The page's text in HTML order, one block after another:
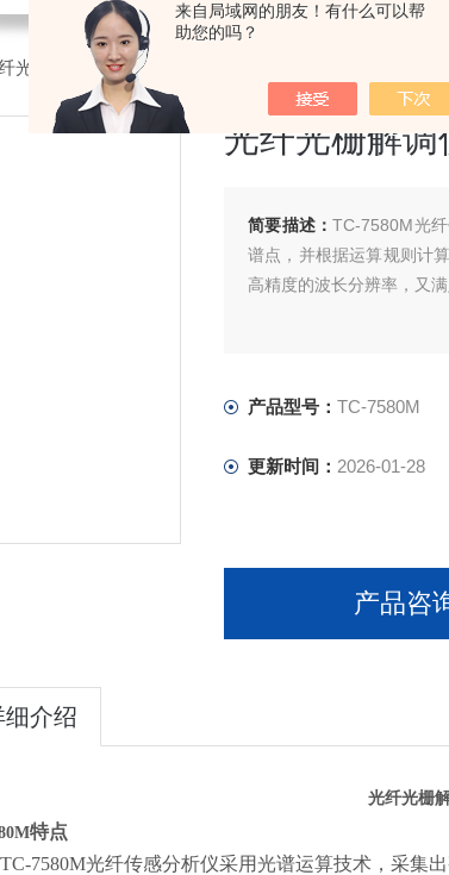
来自局域网的朋友！有什么可以帮
助您的吗？
光栅解调仪
光纤光栅解调
简要描述：TC-7580M光
谱点，并根据运算规则计
高精度的波长分辨率，又
产品型号： TC-7580M
更新时间： 2026-01-28
产品咨
细介绍
光纤光栅
特点
TC-7580M光纤传感分析仪采用光谱运算技术，采集